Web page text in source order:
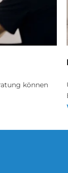
können